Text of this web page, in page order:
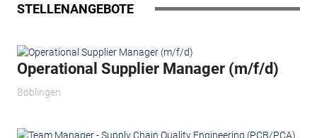
STELLENANGEBOTE
Operational Supplier Manager (m/f/d)
Böblingen